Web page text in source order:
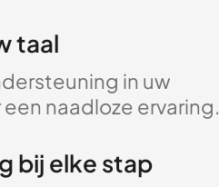
taal
in uw
naadloze ervaring.
bij elke stap